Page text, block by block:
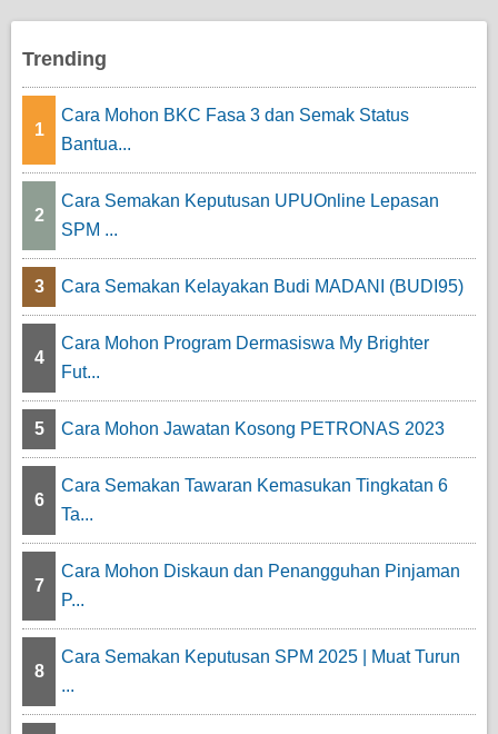
Trending
1
Cara Mohon BKC Fasa 3 dan Semak Status
Bantua...
2
Cara Semakan Keputusan UPUOnline Lepasan
SPM ...
3 Cara Semakan Kelayakan Budi MADANI (BUDI95)
4
Cara Mohon Program Dermasiswa My Brighter
Fut...
5 Cara Mohon Jawatan Kosong PETRONAS 2023
6
Cara Semakan Tawaran Kemasukan Tingkatan 6
Ta...
7
Cara Mohon Diskaun dan Penangguhan Pinjaman
P...
8
Cara Semakan Keputusan SPM 2025 | Muat Turun
...